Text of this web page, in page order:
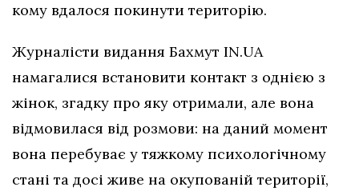
кому вдалося покинути територію.
Журналісти видання Бахмут IN.UA
намагалися встановити контакт з однією з
жінок, згадку про яку отримали, але вона
відмовилася від розмови: на даний момент
вона перебуває у тяжкому психологічному
стані та досі живе на окупованій території,